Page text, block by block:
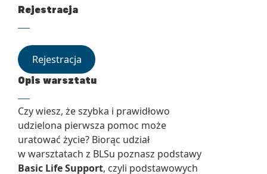
Rejestracja
Rejestracja
Opis warsztatu
Czy wiesz, że szybka i prawidłowo
udzielona pierwsza pomoc może
uratować życie? Biorąc udział
w warsztatach z BLSu poznasz podstawy
Basic Life Support, czyli podstawowych